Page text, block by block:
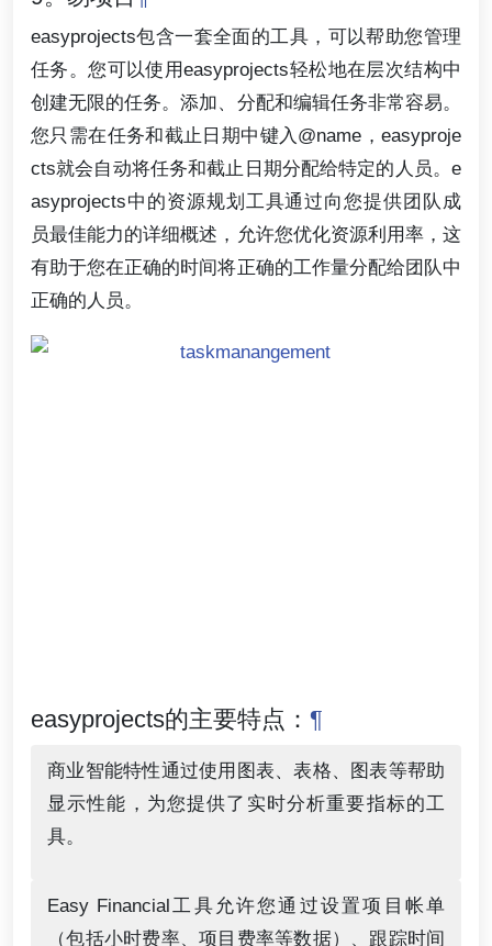
easyprojects包含一套全面的工具，可以帮助您管理
任务。您可以使用easyprojects轻松地在层次结构中
创建无限的任务。添加、分配和编辑任务非常容易。
您只需在任务和截止日期中键入@name，easyproje
cts就会自动将任务和截止日期分配给特定的人员。e
asyprojects中的资源规划工具通过向您提供团队成
员最佳能力的详细概述，允许您优化资源利用率，这
有助于您在正确的时间将正确的工作量分配给团队中
正确的人员。
easyprojects的主要特点： ¶
商业智能特性通过使用图表、表格、图表等帮助
显示性能，为您提供了实时分析重要指标的工
具。
Easy Financial工具允许您通过设置项目帐单
（包括小时费率、项目费率等数据）、跟踪时间